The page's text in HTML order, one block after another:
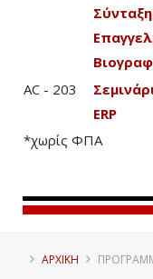
AC - 203
ERP
*χωρίς ΦΠΑ
ΑΡΧΙΚΗ